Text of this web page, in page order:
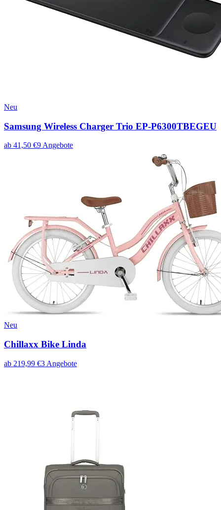
Neu
Samsung Wireless Charger Trio EP-P6300TBEGEU
ab 41,50 €9 Angebote
Neu
Chillaxx Bike Linda
ab 219,99 €3 Angebote